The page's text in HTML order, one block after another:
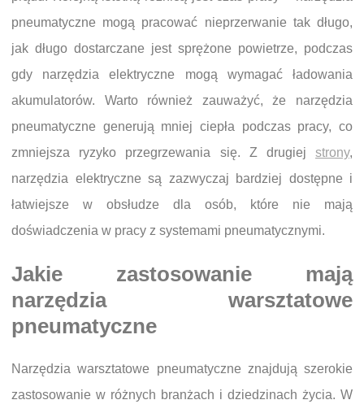
pneumatyczne mogą pracować nieprzerwanie tak długo,
jak długo dostarczane jest sprężone powietrze, podczas
gdy narzędzia elektryczne mogą wymagać ładowania
akumulatorów. Warto również zauważyć, że narzędzia
pneumatyczne generują mniej ciepła podczas pracy, co
zmniejsza ryzyko przegrzewania się. Z drugiej strony,
narzędzia elektryczne są zazwyczaj bardziej dostępne i
łatwiejsze w obsłudze dla osób, które nie mają
doświadczenia w pracy z systemami pneumatycznymi.
Jakie zastosowanie mają
narzędzia warsztatowe
pneumatyczne
Narzędzia warsztatowe pneumatyczne znajdują szerokie
zastosowanie w różnych branżach i dziedzinach życia. W